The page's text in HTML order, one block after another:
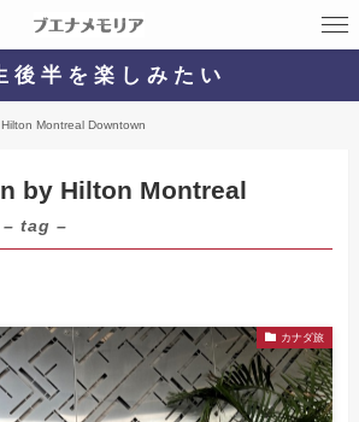
半 を 楽 し み た い
Montreal Downtown
by Hilton Montreal
– tag –
カナダ旅